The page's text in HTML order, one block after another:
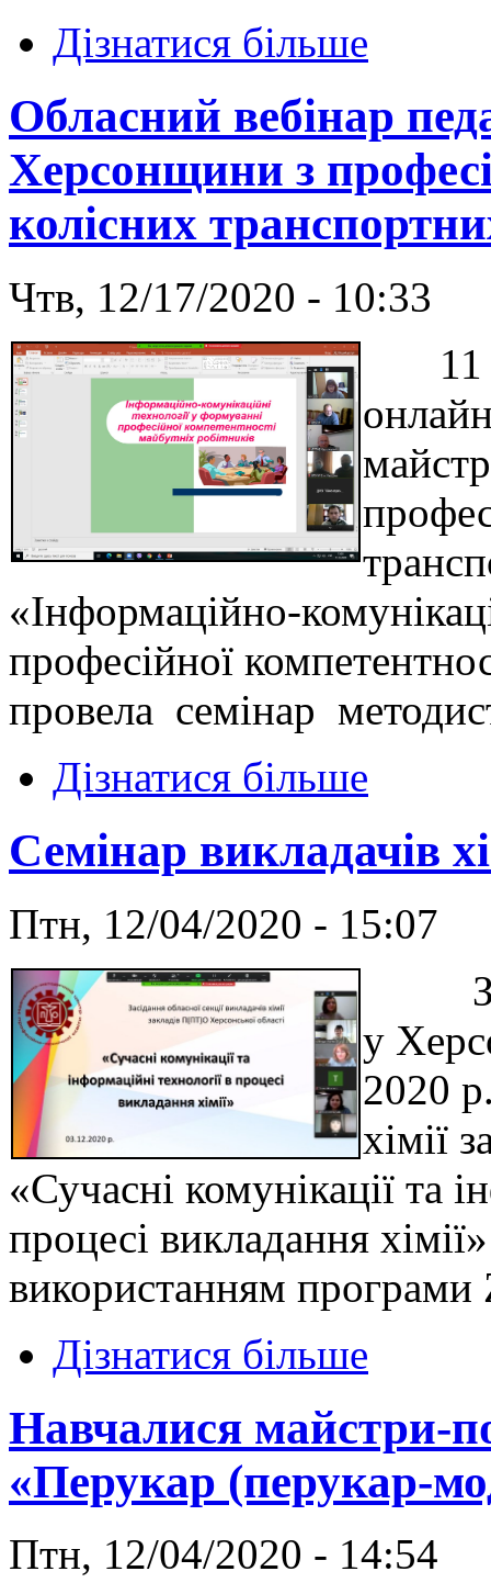
Дізнатися більше
Обласний вебінар
Херсонщини з
колісних
Чтв, 12/17/2020 - 10:33
11
«Інформаційно-
професійної
провела семінар
Дізнатися більше
Семінар викладачів
Птн, 12/04/2020 - 15:07
у
2020
хімії
«Сучасні комунікації та
процесі викладання
використанням
Дізнатися більше
Навчалися майстри-
«Перукар (перукар-
Птн, 12/04/2020 - 14:54